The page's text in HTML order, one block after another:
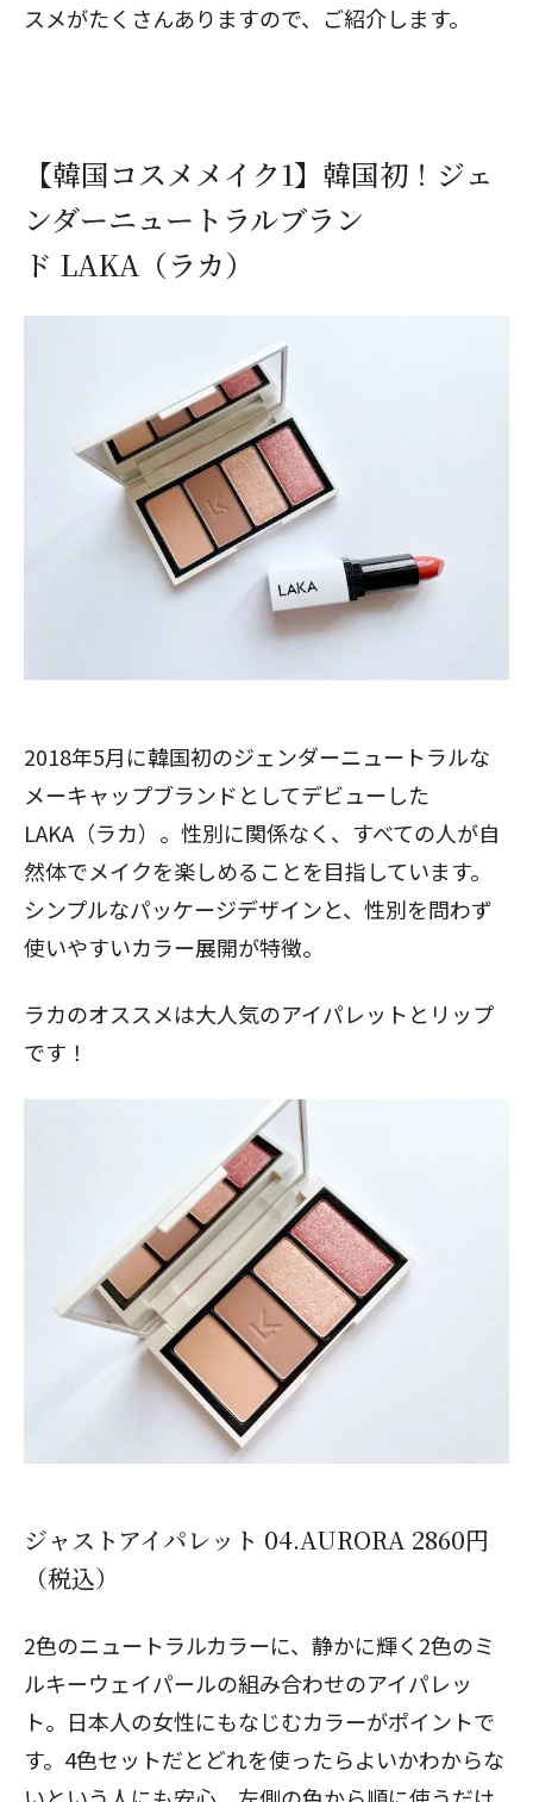
スメがたくさんありますので、ご紹介します。
【韓国コスメメイク1】韓国初！ジェ
ンダーニュートラルブラン
ド LAKA（ラカ）
2018年5月に韓国初のジェンダーニュートラルな
メーキャップブランドとしてデビューした
LAKA（ラカ）。性別に関係なく、すべての人が自
然体でメイクを楽しめることを目指しています。
シンプルなパッケージデザインと、性別を問わず
使いやすいカラー展開が特徴。
ラカのオススメは大人気のアイパレットとリップ
です！
ジャストアイパレット 04.AURORA 2860円
（税込）
2色のニュートラルカラーに、静かに輝く2色のミ
ルキーウェイパールの組み合わせのアイパレッ
ト。日本人の女性にもなじむカラーがポイントで
す。4色セットだとどれを使ったらよいかわからな